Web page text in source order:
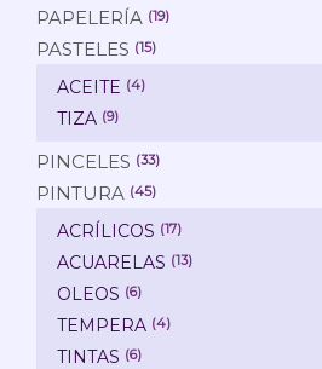
PAPELERÍA (19)
PASTELES (15)
ACEITE (4)
TIZA (9)
PINCELES (33)
PINTURA (45)
ACRÍLICOS (17)
ACUARELAS (13)
OLEOS (6)
TEMPERA (4)
TINTAS (6)